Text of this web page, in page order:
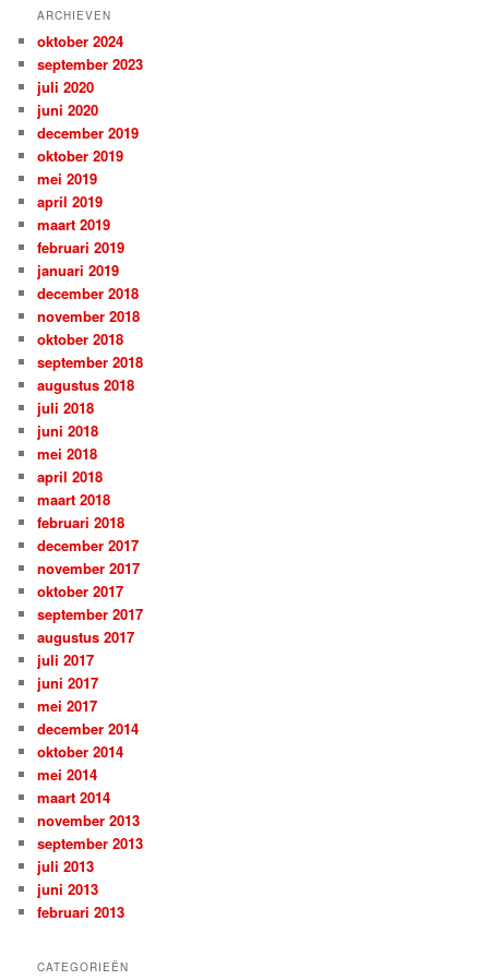
ARCHIEVEN
oktober 2024
september 2023
juli 2020
juni 2020
december 2019
oktober 2019
mei 2019
april 2019
maart 2019
februari 2019
januari 2019
december 2018
november 2018
oktober 2018
september 2018
augustus 2018
juli 2018
juni 2018
mei 2018
april 2018
maart 2018
februari 2018
december 2017
november 2017
oktober 2017
september 2017
augustus 2017
juli 2017
juni 2017
mei 2017
december 2014
oktober 2014
mei 2014
maart 2014
november 2013
september 2013
juli 2013
juni 2013
februari 2013
CATEGORIEËN